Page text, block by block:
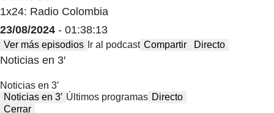
1x24: Radio Colombia
23/08/2024 - 01:38:13
Ver más episodios Ir al podcast Compartir Directo
Noticias en 3′
Noticias en 3′
Noticias en 3′ Últimos programas Directo
Cerrar